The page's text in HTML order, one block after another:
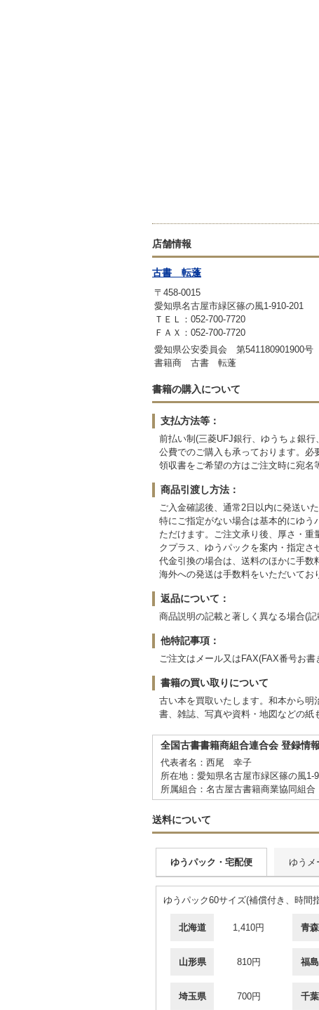
店舗情報
古書 転蓬
〒458-0015
愛知県名古屋市緑区篠の風1-910-201
ＴＥＬ：052-700-7720
ＦＡＸ：052-700-7720
愛知県公安委員会 第541180901900号
書籍商 古書 転蓬
書籍の購入について
支払方法等：
前払い制(三菱UFJ銀行、ゆうちょ銀
公費でのご購入も承っております。必
領収書をご希望の方はご注文時に宛名
商品引渡し方法：
ご入金確認後、通常2日以内に発送いた
特にご指定がない場合は基本的にゆ
ただけます。ご注文承り後、厚さ・
クプラス、ゆうパックを案内・指定さ
代金引換の場合は、送料のほかに手数
海外への発送は手数料をいただいてお
返品について：
商品説明の記載と著しく異なる場合(
他特記事項：
ご注文はメール又はFAX(FAX番号お
書籍の買い取りについて
古い本を買取いたします。和本から
書、雑誌、写真や資料・地図などの紙
全国古書書籍商組合連合会 登録情報
代表者名：西尾 幸子
所在地：愛知県名古屋市緑区篠の風1-
所属組合：名古屋古書籍商業協同組合
送料について
ゆうパック・宅配便 ゆうメ
ゆうパック60サイズ(補償付き、時間
北海道 1,410円 青
山形県 810円 福
埼玉県 700円 千